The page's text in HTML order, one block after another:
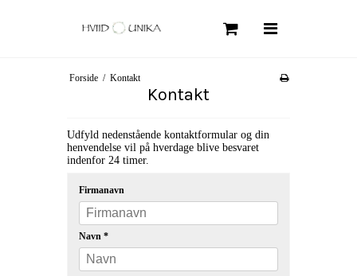
Kollektioner
Forside / Kontakt
Kontakt
Udfyld nedenstående kontaktformular og din
henvendelse vil på hverdage blive besvaret
indenfor 24 timer.
Firmanavn
Navn *